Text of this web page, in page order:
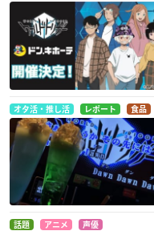
オタ活・推し活 レポート 食品
話題 アニメ 声優